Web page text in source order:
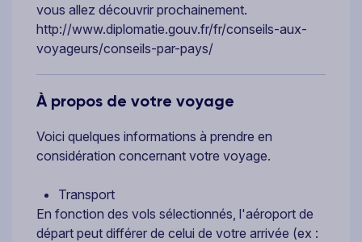
vous allez découvrir prochainement.
http://www.diplomatie.gouv.fr/fr/conseils-aux-
voyageurs/conseils-par-pays/
À propos de votre voyage
Voici quelques informations à prendre en
considération concernant votre voyage.
Transport
En fonction des vols sélectionnés, l'aéroport de
départ peut différer de celui de votre arrivée (ex :